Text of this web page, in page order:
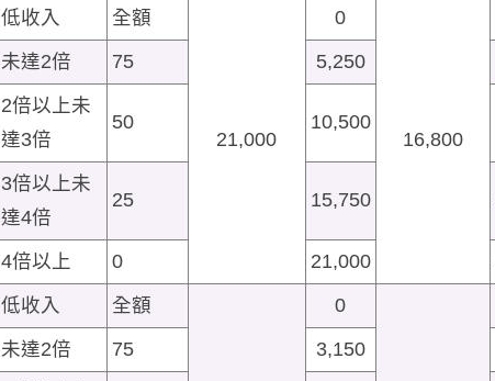
低收入 全額
21,000
0
16,800
未達2倍 75 5,250
2倍以上未
達3倍
50 10,500
3倍以上未
達4倍
25 15,750
4倍以上 0 21,000
低收入 全額 0
未達2倍
75 3,150